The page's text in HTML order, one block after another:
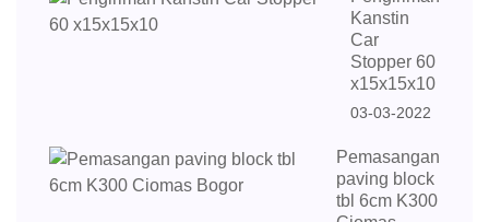
Kanstin
Car
Stopper 60
x15x15x10
03-03-2022
Pemasangan
paving block
tbl 6cm K300